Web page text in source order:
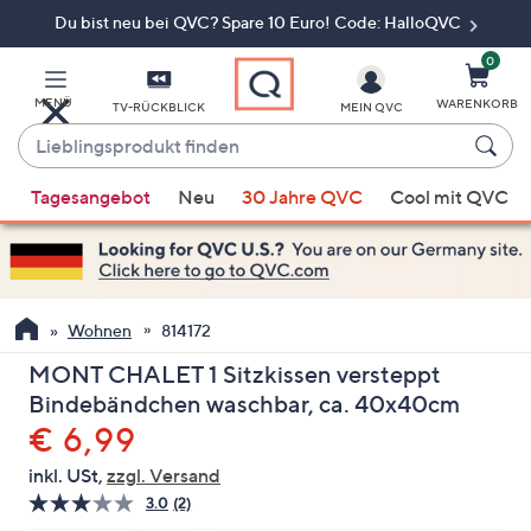
Du bist neu bei QVC? Spare 10 Euro! Code: HalloQVC
MENÜ TV-RÜCKBLICK
Lieblingsprodukt
finden
Vorschläge
verfügbar
sind,
verwenden
Sie
die
Pfeiltasten
nach
oben
und
nach
MEIN QVC
0
WARENKORB
Tagesangebot Neu 30 Jahre QVC Cool mit QVC
Wohnen 814172
MONT CHALET 1 Sitzkissen versteppt
Bindebändchen waschbar, ca. 40x40cm
Gelöscht
€ 6,99
inkl. USt, zzgl. Versand
3.0 2
(2)